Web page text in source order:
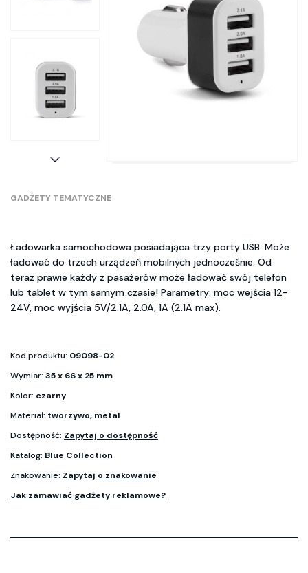
GADŻETY TEMATYCZNE
Ładowarka samochodowa posiadająca trzy porty USB. Może
ładować do trzech urządzeń mobilnych jednocześnie. Od
teraz prawie każdy z pasażerów może ładować swój telefon
lub tablet w tym samym czasie! Parametry: moc wejścia 12-
24V, moc wyjścia 5V/2.1A, 2.0A, 1A (2.1A max).
Kod produktu: 09098-02
Wymiar: 35 x 66 x 25 mm
Kolor: czarny
Materiał: tworzywo, metal
Dostępność: Zapytaj o dostępność
Katalog: Blue Collection
Znakowanie: Zapytaj o znakowanie
Jak zamawiać gadżety reklamowe?